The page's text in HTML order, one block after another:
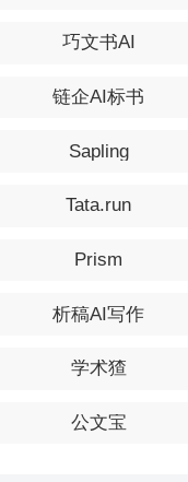
巧文书AI
链企AI标书
Sapling
Tata.run
Prism
析稿AI写作
学术猹
公文宝